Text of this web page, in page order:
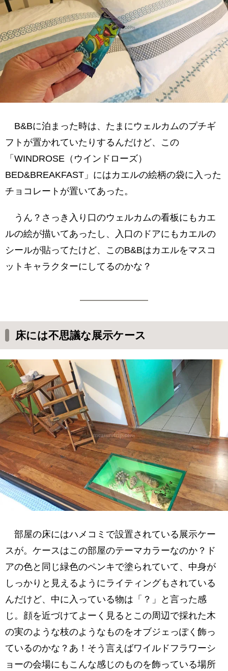
B&Bに泊まった時は、たまにウェルカムのプチギ
フトが置かれていたりするんだけど、この
「WINDROSE（ウインドローズ）
BED&BREAKFAST」にはカエルの絵柄の袋に入った
チョコレートが置いてあった。
うん？さっき入り口のウェルカムの看板にもカエ
ルの絵が描いてあったし、入口のドアにもカエルの
シールが貼ってたけど、このB&Bはカエルをマスコ
ットキャラクターにしてるのかな？
床には不思議な展示ケース
部屋の床にはハメコミで設置されている展示ケー
スが。ケースはこの部屋のテーマカラーなのか？ド
アの色と同じ緑色のペンキで塗られていて、中身が
しっかりと見えるようにライティングもされている
んだけど、中に入っている物は「？」と言った感
じ。顔を近づけてよーく見るとこの周辺で採れた木
の実のような枝のようなものをオブジェっぽく飾っ
ているのかな？あ！そう言えばワイルドフラワーシ
ョーの会場にもこんな感じのものを飾っている場所